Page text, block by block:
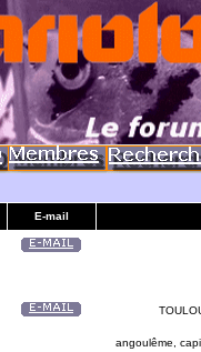
E-mail
angoulême,